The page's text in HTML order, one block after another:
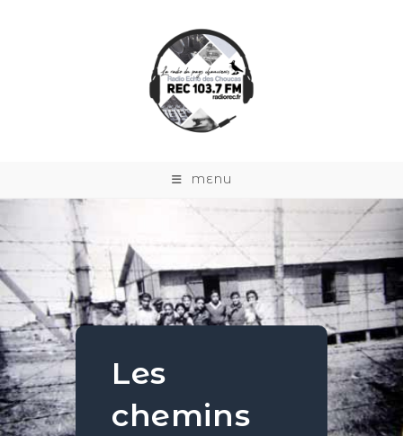
MENU
Les
chemins